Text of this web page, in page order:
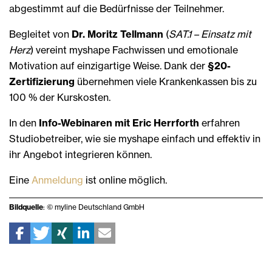
abgestimmt auf die Bedürfnisse der Teilnehmer.
Begleitet von Dr. Moritz Tellmann (SAT.1 – Einsatz mit
Herz) vereint myshape Fachwissen und emotionale
Motivation auf einzigartige Weise. Dank der §20-
Zertifizierung übernehmen viele Krankenkassen bis zu
100 % der Kurskosten.
In den Info-Webinaren mit Eric Herrforth erfahren
Studiobetreiber, wie sie myshape einfach und effektiv in
ihr Angebot integrieren können.
Eine Anmeldung ist online möglich.
Bildquelle: © myline Deutschland GmbH